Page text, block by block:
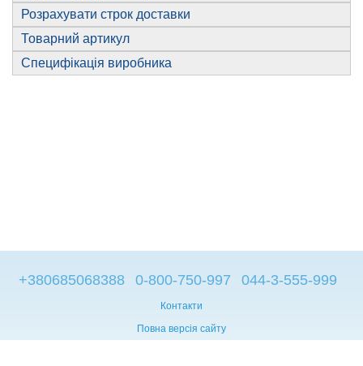
Розрахувати строк доставки
Товарний артикул
Специфікація виробника
+380685068388 0-800-750-997 044-3-555-999
Контакти
Повна версія сайту